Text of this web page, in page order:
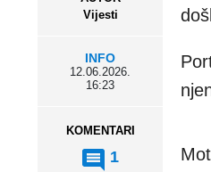
Vijesti
INFO
12.06.2026.
16:23
KOMENTARI
1